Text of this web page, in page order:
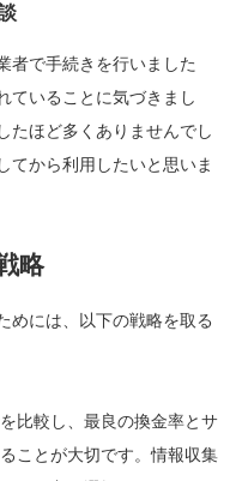
者で手続きを行いました
ていることに気づきまし
たほど多くありませんでし
てから利用したいと思いま
略
めには、以下の戦略を取る
比較し、最良の換金率とサ
ことが大切です。情報収集